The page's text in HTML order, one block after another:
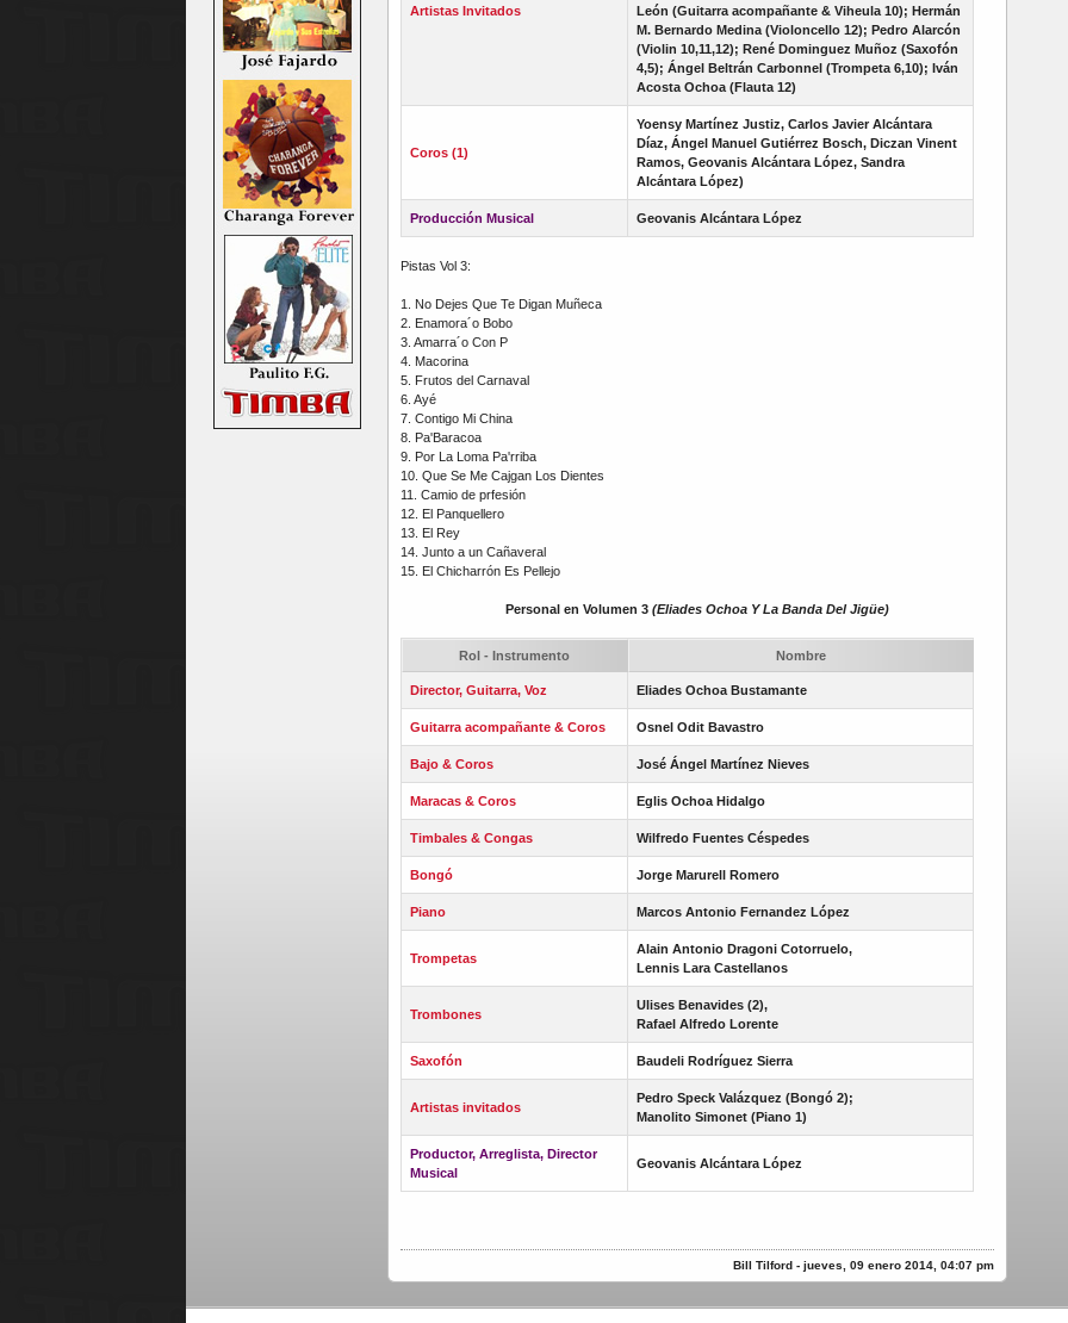
Artistas Invitados
León (Guitarra acompañante & Viheula 10); Hermán
M. Bernardo Medina (Violoncello 12); Pedro Alarcón
(Violin 10,11,12); René Dominguez Muñoz (Saxofón
4,5); Ángel Beltrán Carbonnel (Trompeta 6,10); Iván
Acosta Ochoa (Flauta 12)
Coros (1)
Yoensy Martínez Justiz, Carlos Javier Alcántara
Díaz, Ángel Manuel Gutiérrez Bosch, Diczan Vinent
Ramos, Geovanis Alcántara López, Sandra
Alcántara López)
Producción Musical Geovanis Alcántara López
Pistas Vol 3:
1. No Dejes Que Te Digan Muñeca
2. Enamora´o Bobo
3. Amarra´o Con P
4. Macorina
5. Frutos del Carnaval
6. Ayé
7. Contigo Mi China
8. Pa'Baracoa
9. Por La Loma Pa'rriba
10. Que Se Me Cajgan Los Dientes
11. Camio de prfesión
12. El Panquellero
13. El Rey
14. Junto a un Cañaveral
15. El Chicharrón Es Pellejo
Personal en Volumen 3 (Eliades Ochoa Y La Banda Del Jigüe)
Rol - Instrumento Nombre
Director, Guitarra, Voz Eliades Ochoa Bustamante
Guitarra acompañante & Coros Osnel Odit Bavastro
Bajo & Coros José Ángel Martínez Nieves
Maracas & Coros Eglis Ochoa Hidalgo
Timbales & Congas Wilfredo Fuentes Céspedes
Bongó Jorge Marurell Romero
Piano Marcos Antonio Fernandez López
Trompetas
Alain Antonio Dragoni Cotorruelo,
Lennis Lara Castellanos
Trombones
Ulises Benavides (2),
Rafael Alfredo Lorente
Saxofón Baudeli Rodríguez Sierra
Artistas invitados
Pedro Speck Valázquez (Bongó 2);
Manolito Simonet (Piano 1)
Productor, Arreglista, Director
Musical
Geovanis Alcántara López
Bill Tilford - jueves, 09 enero 2014, 04:07 pm